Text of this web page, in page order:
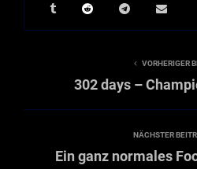
VORHERIGER
302 days –
NÄCHSTER
Ein ganz normales